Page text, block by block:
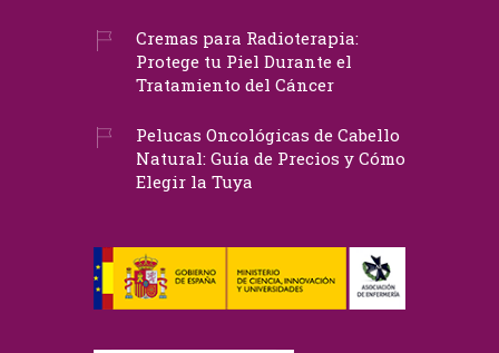
Cremas para Radioterapia:
Protege tu Piel Durante el
Tratamiento del Cáncer
Pelucas Oncológicas de Cabello
Natural: Guía de Precios y Cómo
Elegir la Tuya